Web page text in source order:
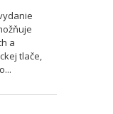
a
tlače,